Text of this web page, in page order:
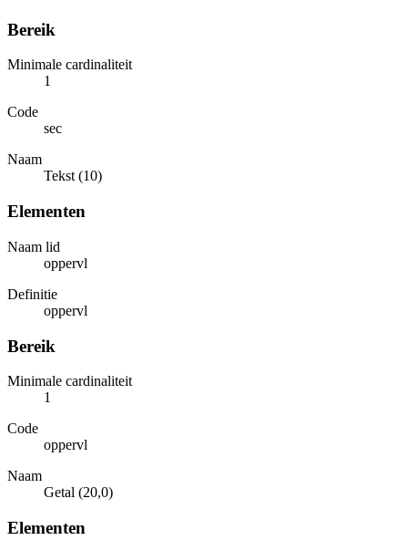
Bereik
Minimale cardinaliteit
1
Code
sec
Naam
Tekst (10)
Elementen
Naam lid
oppervl
Definitie
oppervl
Bereik
Minimale cardinaliteit
1
Code
oppervl
Naam
Getal (20,0)
Elementen